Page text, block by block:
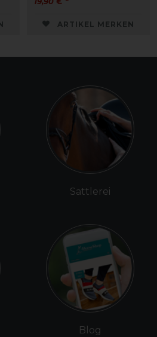
ARTIKEL MERKEN
Sattlerei
Blog